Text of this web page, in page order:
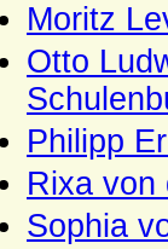
Moritz
Otto
Philipp
Rixa von
Sophia